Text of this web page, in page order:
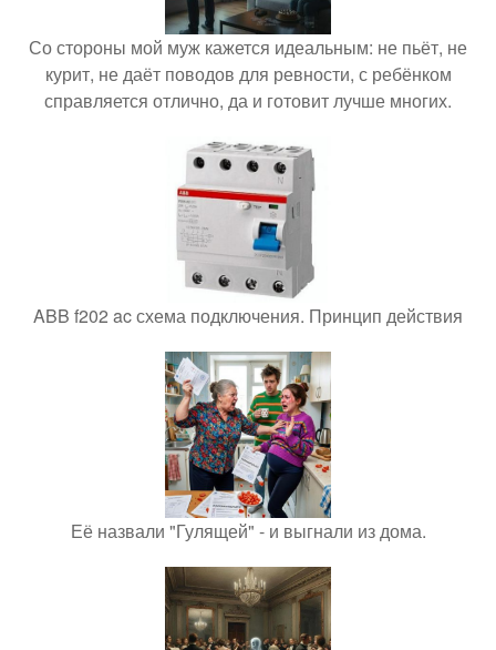
Со стороны мой муж кажется идеальным: не пьёт, не
курит, не даёт поводов для ревности, с ребёнком
справляется отлично, да и готовит лучше многих.
ABB f202 ac схема подключения. Принцип действия
Её назвали "Гулящей" - и выгнали из дома.